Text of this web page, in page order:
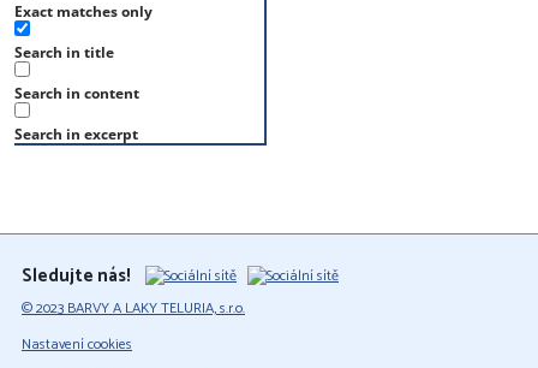
Exact matches only
Search in title
Search in content
Search in excerpt
Úvod
Vzorník
S 2005-G70Y
S 2005-G70Y
Sledujte nás!
© 2023 BARVY A LAKY TELURIA, s.r.o.
Nastavení cookies